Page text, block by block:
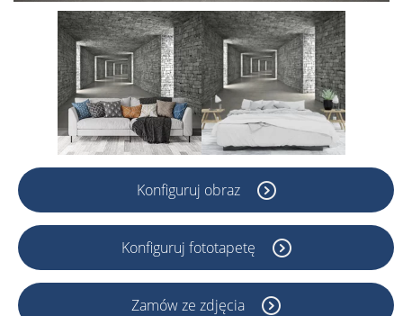
Konfiguruj obraz
Konfiguruj fototapetę
Zamów ze zdjęcia